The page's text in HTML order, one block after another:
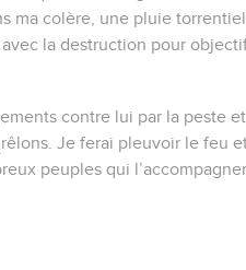
ma colère, une pluie
la destruction pour
contre lui par la peste
Je ferai pleuvoir le feu
peuples qui